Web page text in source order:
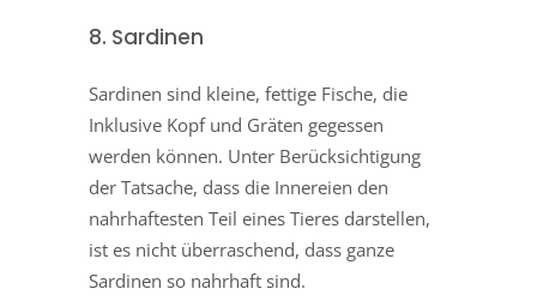
8. Sardinen
Sardinen sind kleine, fettige Fische, die
Inklusive Kopf und Gräten gegessen
werden können. Unter Berücksichtigung
der Tatsache, dass die Innereien den
nahrhaftesten Teil eines Tieres darstellen,
ist es nicht überraschend, dass ganze
Sardinen so nahrhaft sind.